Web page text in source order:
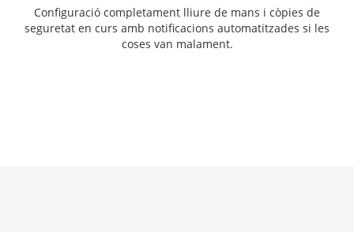
Configuració completament lliure de mans i còpies de
seguretat en curs amb notificacions automatitzades si les
coses van malament.